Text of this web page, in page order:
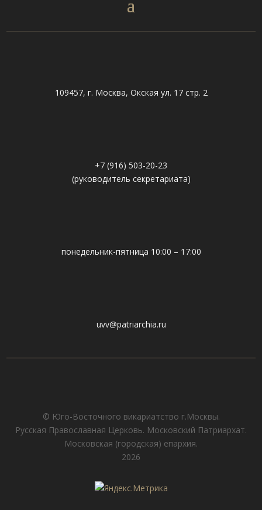
109457, г. Москва, Окская ул. 17 стр. 2
+7 (916) 503-20-23
(руководитель секретариата)
понедельник-пятница 10:00 – 17:00
uvv@patriarchia.ru
© Юго-Восточного викариатствo г.Москвы.
Русская Православная Церковь. Московский Патриархат.
Московская (городская) епархия.
2026